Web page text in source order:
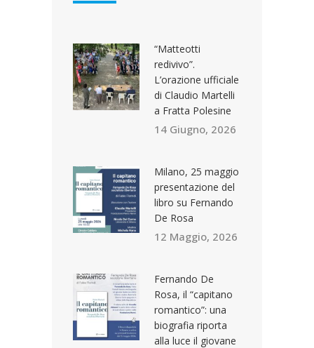
“Matteotti
redivivo”.
L’orazione ufficiale
di Claudio Martelli
a Fratta Polesine
14 Giugno, 2026
Milano, 25 maggio
presentazione del
libro su Fernando
De Rosa
12 Maggio, 2026
Fernando De
Rosa, il “capitano
romantico”: una
biografia riporta
alla luce il giovane